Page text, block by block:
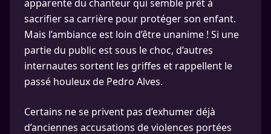
apparente du chanteur qui semble prêt à
sacrifier sa carrière pour protéger son enfant.
Mais l’ambiance est loin d’être unanime ! Si une
partie du public est sous le choc, d’autres
internautes sortent les griffes et rappellent le
passé houleux de Pedro Alves.
Certains ne se privent pas d’exhumer déjà
d’anciennes accusations de violences portées